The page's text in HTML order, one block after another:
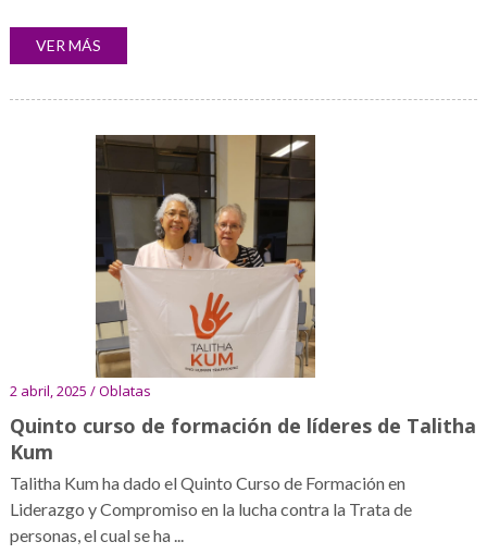
VER MÁS
2 abril, 2025 / Oblatas
Quinto curso de formación de líderes de Talitha
Kum
Talitha Kum ha dado el Quinto Curso de Formación en
Liderazgo y Compromiso en la lucha contra la Trata de
personas, el cual se ha ...